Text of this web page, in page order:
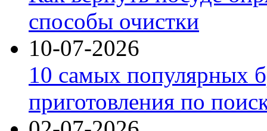
способы очистки
10-07-2026
10 самых популярных
приготовления по